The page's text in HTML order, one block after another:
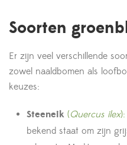
Soorten
Er zijn veel verschillende
zowel naaldbomen als
keuzes:
Steeneik (Quercus ilex):
bekend staat om zijn